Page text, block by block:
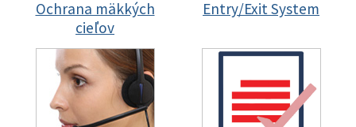
Ochrana mäkkých
cieľov
Entry/Exit System